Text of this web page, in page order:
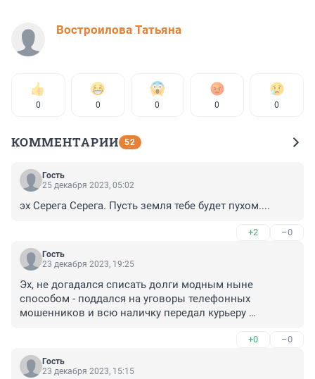
Востроилова Татьяна
0 0 0 0 0
КОММЕНТАРИИ 52
Гость
25 декабря 2023, 05:02
эх Серега Серега. Пусть земля тебе будет пухом....
+2 –0
Гость
23 декабря 2023, 19:25
Эх, не догадался списать долги модным ныне
способом - поддался на уговоры телефонных
мошенников и всю наличку передал курьеру
+0 –0
Гость
23 декабря 2023, 15:15